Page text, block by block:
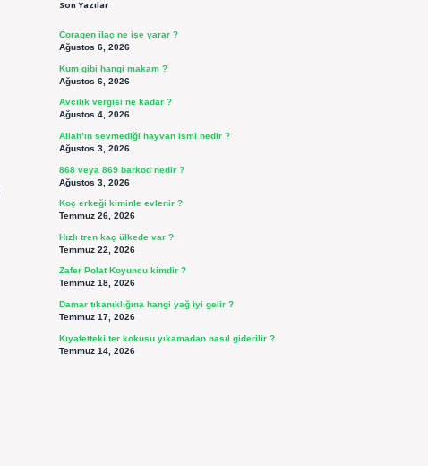
Son Yazılar
Coragen ilaç ne işe yarar ?
Ağustos 6, 2026
Kum gibi hangi makam ?
Ağustos 6, 2026
Avcılık vergisi ne kadar ?
Ağustos 4, 2026
Allah’ın sevmediği hayvan ismi nedir ?
Ağustos 3, 2026
868 veya 869 barkod nedir ?
Ağustos 3, 2026
Koç erkeği kiminle evlenir ?
Temmuz 26, 2026
Hızlı tren kaç ülkede var ?
Temmuz 22, 2026
Zafer Polat Koyuncu kimdir ?
Temmuz 18, 2026
Damar tıkanıklığına hangi yağ iyi gelir ?
Temmuz 17, 2026
Kıyafetteki ter kokusu yıkamadan nasıl giderilir ?
Temmuz 14, 2026